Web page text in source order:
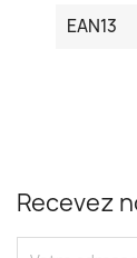
EAN13
Recevez